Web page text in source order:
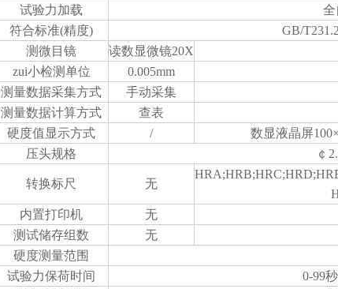
试验力加载
全
符合标准(精度)
GB/
测微目镜
读数显微镜20X
zui小检测单位
0.005mm
测量数据采集方式
手动采集
测量数据计算方式
查表
硬度值显示方式
/ 数显液晶屏
压头规格
￠
转换标尺 无
内置打印机
无
测试储存组数
无
硬度测量范围
试验力保荷时间
0-99